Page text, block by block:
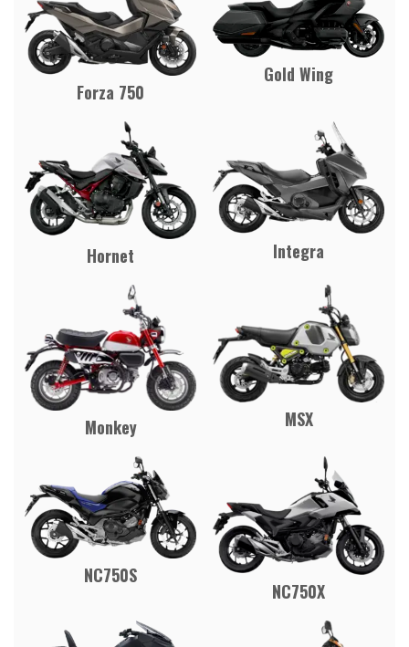
Forza 750
Gold Wing
Hornet Integra
Monkey MSX
NC750S
NC750X